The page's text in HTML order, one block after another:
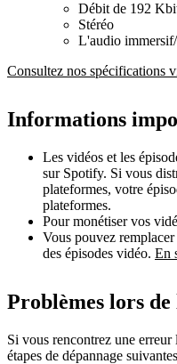
Débit de 192
Stéréo
L'audio
Consultez nos spécifications
Informations
Les vidéos et les
sur Spotify. Si vous
plateformes, votre
plateformes.
Pour monétiser vos
Vous pouvez
des épisodes vidéo. En
Problèmes lors
Si vous rencontrez une
étapes de dépannage